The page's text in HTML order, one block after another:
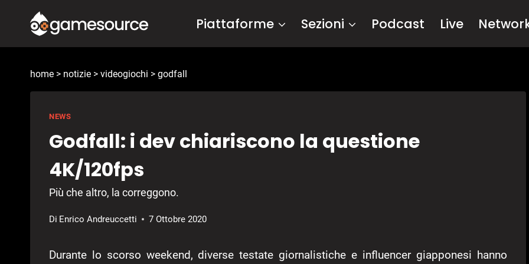
contenuto
Piattaforme Sezioni Podcast Live
home > notizie > videogiochi > godfall
NEWS
Godfall: i dev chiariscono la questione
4K/120fps
Più che altro, la correggono.
Di Enrico Andreuccetti 7 Ottobre 2020
Durante lo scorso weekend, diverse testate giornalistiche e influencer giapponesi hanno